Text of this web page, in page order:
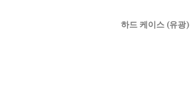
하드 케이스 (유광)